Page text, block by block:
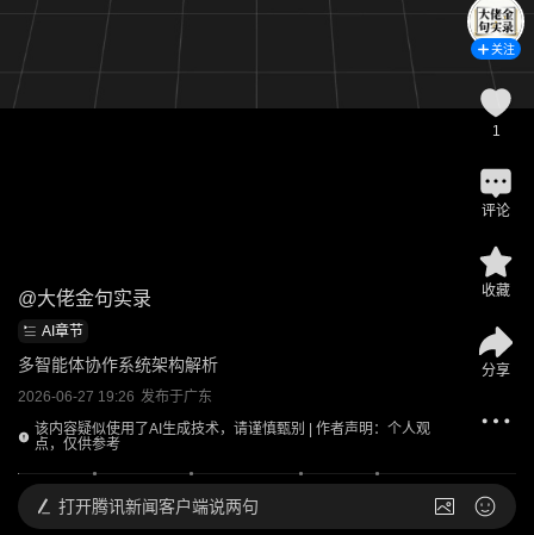
@大佬金句实录
AI章节
多智能体协作系统架构解析
2026-06-27 19:26 发布于广东
该内容疑似使用了AI生成技术，请谨慎甄别 | 作者声明：个人观
点，仅供参考
关注
1
评论
收藏
分享
打开腾讯新闻客户端说两句